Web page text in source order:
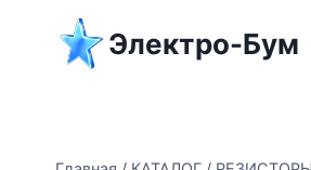
содержимому
Электро-Бум